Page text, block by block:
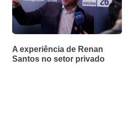
A experiência de Renan
Santos no setor privado